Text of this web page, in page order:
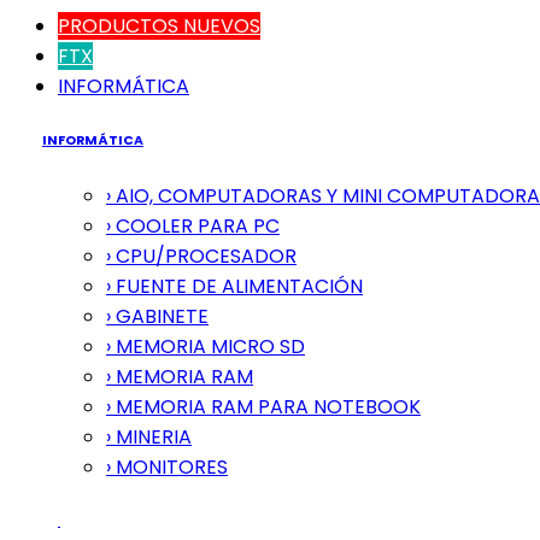
PRODUCTOS NUEVOS
FTX
INFORMÁTICA
INFORMÁTICA
› AIO, COMPUTADORAS Y MINI
› COOLER PARA PC
› CPU/PROCESADOR
› FUENTE DE ALIMENTACIÓN
› GABINETE
› MEMORIA MICRO SD
› MEMORIA RAM
› MEMORIA RAM PARA NOTEBOOK
› MINERIA
› MONITORES